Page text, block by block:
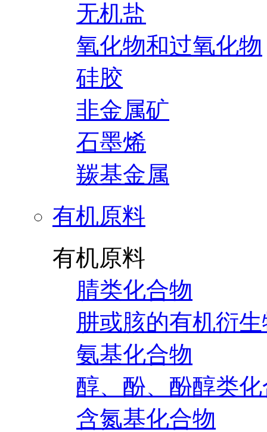
无机盐
氧化物和过氧化物
硅胶
非金属矿
石墨烯
羰基金属
有机原料
有机原料
腈类化合物
肼或胲的有机衍
氨基化合物
醇、酚、酚醇类
含氮基化合物